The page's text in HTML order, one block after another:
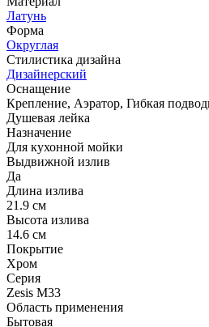
Латунь
Форма
Округлая
Стилистика дизайна
Дизайнерский
Оснащение
Крепление, Аэратор, Гибкая
Душевая лейка
Назначение
Для кухонной мойки
Выдвижной излив
Да
Длина излива
21.9 см
Высота излива
14.6 см
Покрытие
Хром
Серия
Zesis M33
Область применения
Бытовая